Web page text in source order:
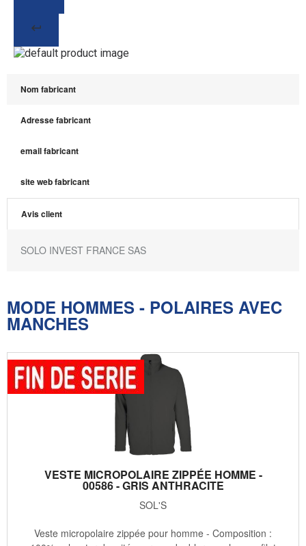
Nom fabricant
Adresse fabricant
email fabricant
site web fabricant
Avis client
SOLO INVEST FRANCE SAS
MODE HOMMES - POLAIRES AVEC
MANCHES
VESTE MICROPOLAIRE ZIPPÉE HOMME -
00586 - GRIS ANTHRACITE
SOL'S
Veste micropolaire zippée pour homme - Composition :